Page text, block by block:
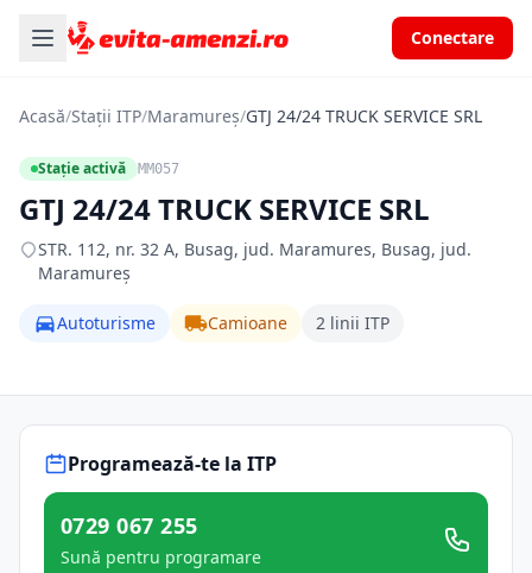
Conectare
Acasă/Stații ITP/Maramureș/GTJ 24/24 TRUCK SERVICE SRL
Stație activă MM057
GTJ 24/24 TRUCK SERVICE SRL
STR. 112, nr. 32 A, Busag, jud. Maramures, Busag, jud.
Maramureș
Autoturisme Camioane 2 linii ITP
Programează-te la ITP
0729 067 255
Sună pentru programare